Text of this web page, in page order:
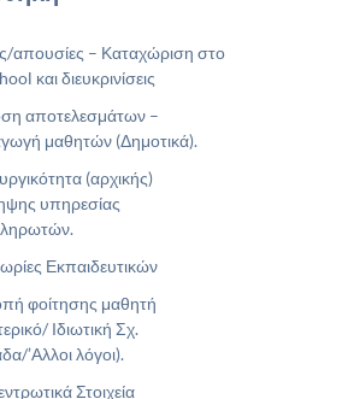
απουσίες – Καταχώριση στο
και διευκρινίσεις
αποτελεσμάτων –
μαθητών (Δημοτικά).
(αρχικής)
υπηρεσίας
Εκπαιδευτικών
φοίτησης μαθητή
Ιδιωτική Σχ.
’Αλλοι λόγοι).
Στοιχεία